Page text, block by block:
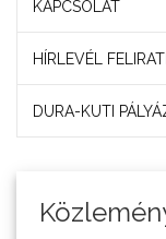
KAPCSOLAT
HÍRLEVÉL
DURA-KUTI